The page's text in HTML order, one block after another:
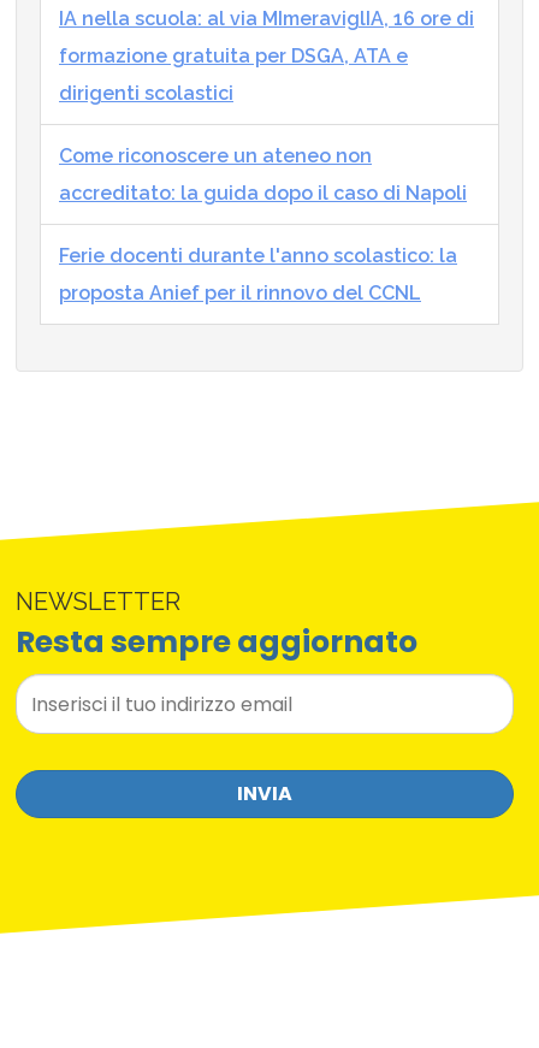
IA nella scuola: al via MImeraviglIA, 16 ore di
formazione gratuita per DSGA, ATA e
dirigenti scolastici
Come riconoscere un ateneo non
accreditato: la guida dopo il caso di Napoli
Ferie docenti durante l'anno scolastico: la
proposta Anief per il rinnovo del CCNL
NEWSLETTER
Resta sempre aggiornato